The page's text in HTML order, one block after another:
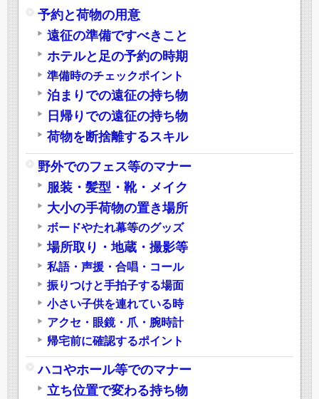
予約と荷物の用意
遠征の準備ですべきこと
ホテルと足の予約の時期
準備時のチェックポイント
泊まりでの遠征の持ち物
日帰りでの遠征の持ち物
荷物を断捨離するスキル
野外でのフェス等のマナー
服装・髪型・靴・メイク
大小の手荷物の置き場所
ボードやたれ幕等のグッズ
場所取り・地蔵・撮影等
私語・声援・合唱・コール
振りつけと手拍子する場面
小さい子供を連れている時
アクセ・眼鏡・爪・腕時計
帰宅前に確認するポイント
ハコやホール等でのマナー
立ち位置で変わる持ち物